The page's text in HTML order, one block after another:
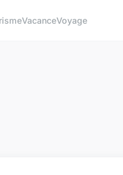
VacanceVoyage